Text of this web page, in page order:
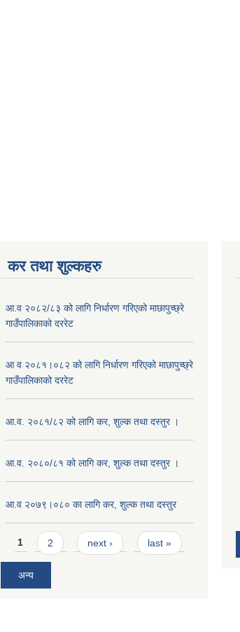
कर तथा शुल्कहरु
आ.व २०८२/८३ को लागि निर्धारण गरिएको माछापुच्छ्रे
गाउँपालिकाको दररेट
आ व २०८१।०८२ को लागि निर्धारण गरिएको माछापुच्छ्रे
गाउँपालिकाको दररेट
आ.व. २०८१/८२ को लागि कर, शुल्क तथा दस्तुर ।
आ.व. २०८०/८१ को लागि कर, शुल्क तथा दस्तुर ।
आ.व २०७९।०८० का लागि कर, शुल्क तथा दस्तुर
Pages
1 2 next › last »
अन्य